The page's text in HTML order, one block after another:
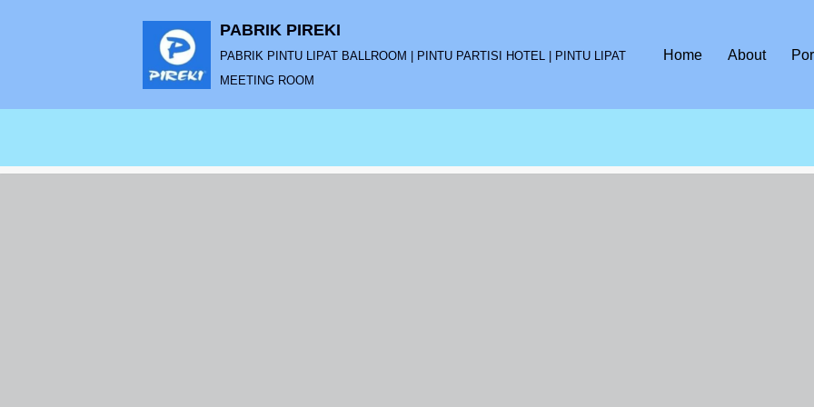
PABRIK PIREKI
PABRIK PINTU LIPAT BALLROOM | PINTU PARTISI HOTEL | PINTU LIPAT
MEETING ROOM
Home About